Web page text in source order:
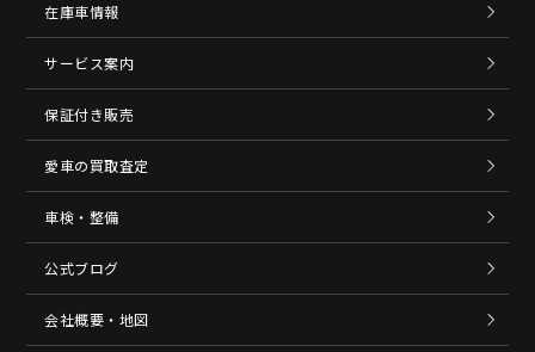
在庫車情報
サービス案内
保証付き販売
愛車の買取査定
車検・整備
公式ブログ
会社概要・地図